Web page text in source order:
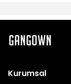
Kurumsal